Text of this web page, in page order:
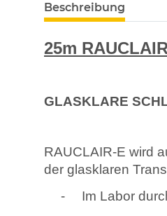
Beschreibung
25m
GLASKLARE
RAUCLAIR-E wird
der glasklaren
-
Im Labor